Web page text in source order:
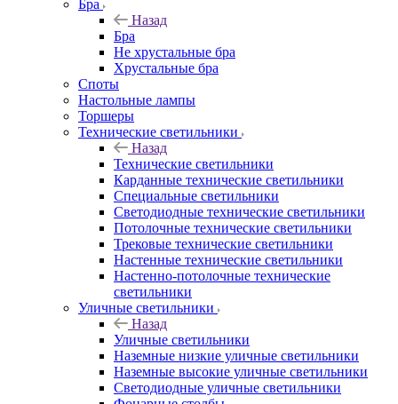
Бра
Назад
Бра
Не хрустальные бра
Хрустальные бра
Споты
Настольные лампы
Торшеры
Технические светильники
Назад
Технические светильники
Карданные технические светильники
Специальные светильники
Светодиодные технические светильники
Потолочные технические светильники
Трековые технические светильники
Настенные технические светильники
Настенно-потолочные технические
светильники
Уличные светильники
Назад
Уличные светильники
Наземные низкие уличные светильники
Наземные высокие уличные светильники
Светодиодные уличные светильники